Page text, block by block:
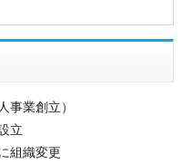
事業創立）
立
組織変更